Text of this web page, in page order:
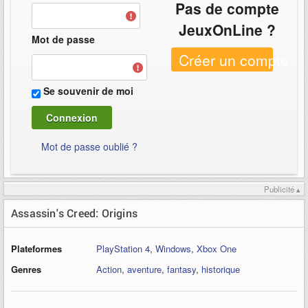
Mot de passe
Se souvenir de moi
Mot de passe oublié ?
Pas de compte
JeuxOnLine ?
Créer un compte
Publicité ▴
Assassin's Creed: Origins
Plateformes PlayStation 4, Windows, Xbox One
Genres
Action, aventure, fantasy, historique